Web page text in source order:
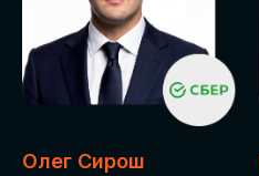
Олег Сирош